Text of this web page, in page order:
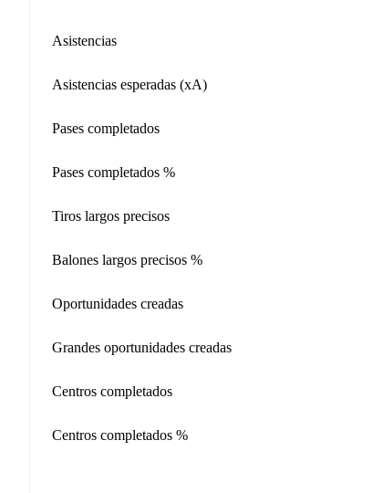
Asistencias
Asistencias esperadas (xA)
Pases completados
Pases completados %
Tiros largos precisos
Balones largos precisos %
Oportunidades creadas
Grandes oportunidades creadas
Centros completados
Centros completados %